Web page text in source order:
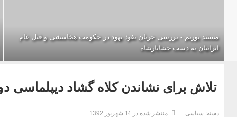
مستند پوریم - بررسی جریان نفوذ یهود در حکومت هخامنشی و قتل عام
ایرانیان به دست خشایارشاه
تلاش برای نشاندن کلاه گشاد دیپلماسی
دسته: سیاسی منتشر شده در 14 شهریور 1392